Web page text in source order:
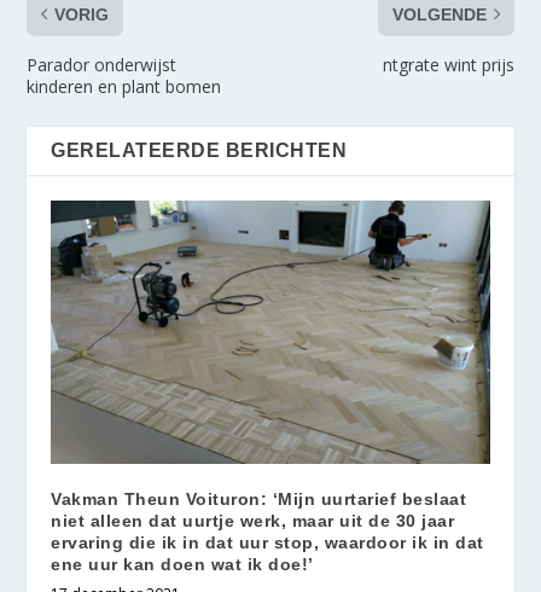
VORIG
Parador onderwijst
kinderen en plant bomen
VOLGENDE
ntgrate wint prijs
GERELATEERDE BERICHTEN
Vakman Theun Voituron: ‘Mijn uurtarief beslaat
niet alleen dat uurtje werk, maar uit de 30 jaar
ervaring die ik in dat uur stop, waardoor ik in dat
ene uur kan doen wat ik doe!’